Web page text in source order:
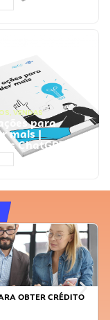
, VENDAS
ações para
mais |
ChatGPT
SEJA